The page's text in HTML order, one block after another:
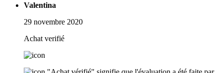
Valentina
29 novembre 2020
Achat verifié